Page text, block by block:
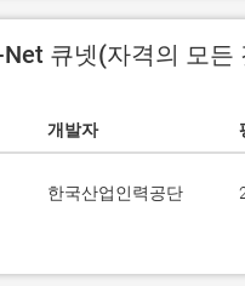
Net 큐넷(자격의 모
개발자
한국산업인력공단